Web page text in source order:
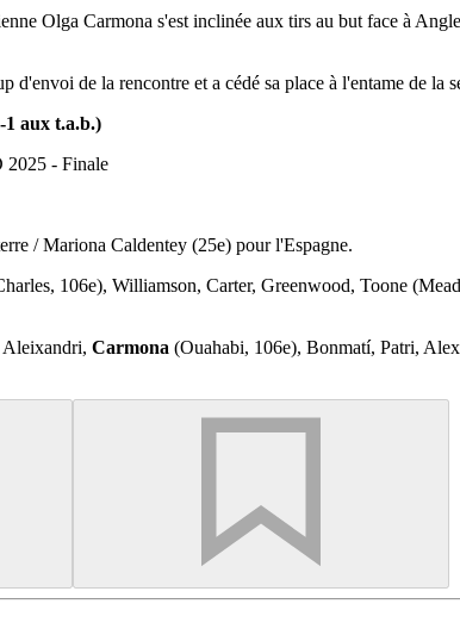
Olga Carmona s'est inclinée aux tirs au but face à
d'envoi de la rencontre et a cédé sa place à l'entame de la
aux t.a.b.)
- Finale
/ Mariona Caldentey (25e) pour l'Espagne.
106e), Williamson, Carter, Greenwood, Toone
Aleixandri, Carmona (Ouahabi, 106e), Bonmatí, Patri,